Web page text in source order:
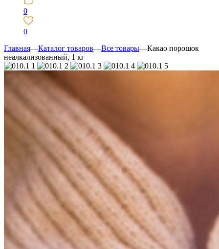
0
0
Главная—Каталог товаров—Все товары—Какао порошок
неалкализованный, 1 кг